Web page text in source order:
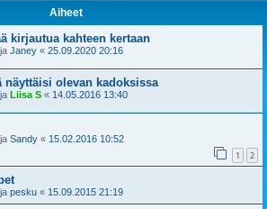
Aiheet
kirjautua kahteen kertaan
Janey « 25.09.2020 20:16
näyttäisi olevan kadoksissa
Liisa S « 14.05.2016 13:40
Sandy « 15.02.2016 10:52
1 2
pesku « 15.09.2015 21:19